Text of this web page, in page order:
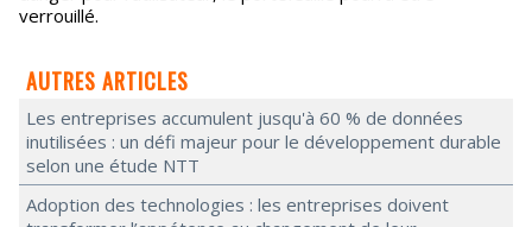
verrouillé.
AUTRES ARTICLES
Les entreprises accumulent jusqu'à 60 % de données
inutilisées : un défi majeur pour le développement durable
selon une étude NTT
Adoption des technologies : les entreprises doivent